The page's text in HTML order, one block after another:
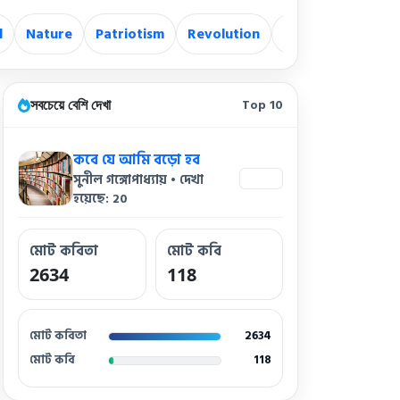
Nature Patriotism Revolution
সবচেয়ে বেশি দেখা Top 10
কবে যে আমি বড়ো হব
সুনীল গঙ্গোপাধ্যায় • দেখা
হয়েছে: 20
মোট কবিতা
2634
মোট কবি
118
মোট কবিতা
2634
মোট কবি
118